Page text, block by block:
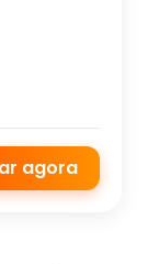
agora